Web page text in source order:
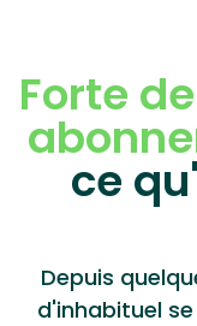
Forte
Depuis
d'inhabituel